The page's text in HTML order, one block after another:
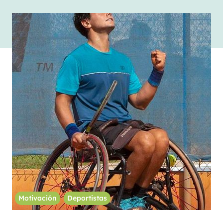
Motivación Deportistas Mujeres